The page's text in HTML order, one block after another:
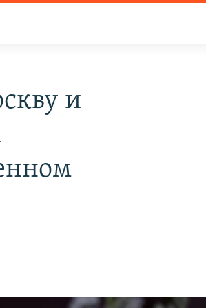
и